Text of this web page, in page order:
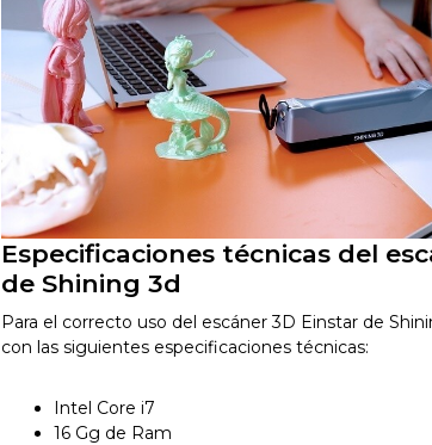
Especificaciones técnicas del
de Shining 3d
Para el correcto uso del escáner 3D Einstar de
con las siguientes especificaciones técnicas:
Intel Core i7
16 Gg de Ram